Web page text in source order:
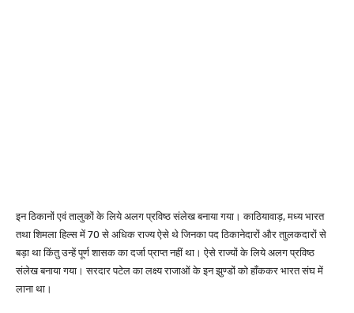
इन ठिकानों एवं तालुकों के लिये अलग प्रविष्ठ संलेख बनाया गया। काठियावाड़, मध्य भारत
तथा शिमला हिल्स में 70 से अधिक राज्य ऐसे थे जिनका पद ठिकानेदारों और ताुलकदारों से
बड़ा था किंतु उन्हें पूर्ण शासक का दर्जा प्राप्त नहीं था। ऐसे राज्यों के लिये अलग प्रविष्ठ
संलेख बनाया गया। सरदार पटेल का लक्ष्य राजाओं के इन झुण्डों को हाँककर भारत संघ में
लाना था।